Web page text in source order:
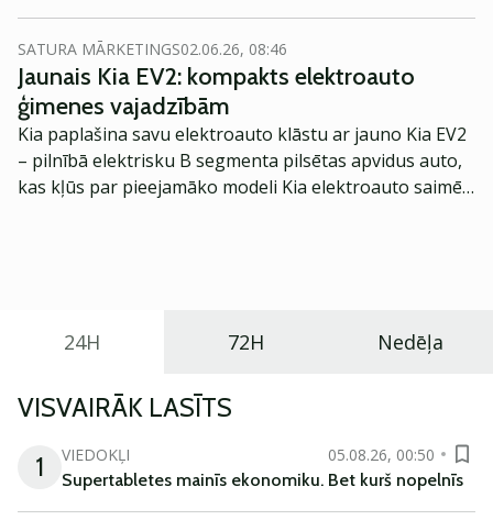
SATURA MĀRKETINGS02.06.26, 08:46
Jaunais Kia EV2: kompakts elektroauto
ģimenes vajadzībām
Kia paplašina savu elektroauto klāstu ar jauno Kia EV2
– pilnībā elektrisku B segmenta pilsētas apvidus auto,
kas kļūs par pieejamāko modeli Kia elektroauto saimē
24H 72H Nedēļa
VISVAIRĀK LASĪTS
1
VIEDOKĻI
05.08.26, 00:50
Supertabletes mainīs ekonomiku. Bet kurš nopelnīs